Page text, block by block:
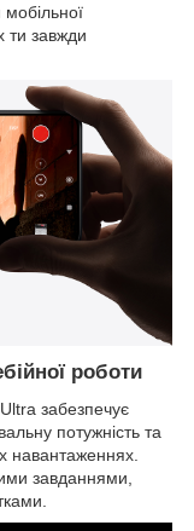
ти завжди
роботи
забезпечує
потужність та
навантаженнях.
завданнями,